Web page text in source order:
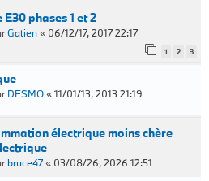
phases 1 et 2
Gatien« 06/12/17, 2017 22:17
1 2 3
DESMO«11/01/13, 2013 21:19
électrique moins chère
bruce47« 03/08/26, 2026 12:51